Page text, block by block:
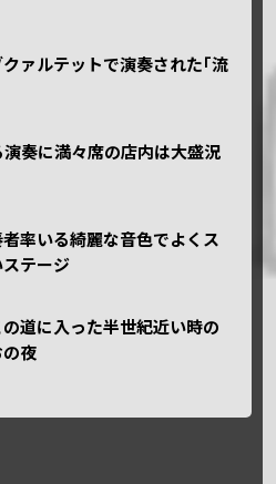
ァルテットで演奏された｢流
奏に満々席の店内は大盛況
率いる綺麗な音色でよくス
テージ
道に入った半世紀近い時の
夜